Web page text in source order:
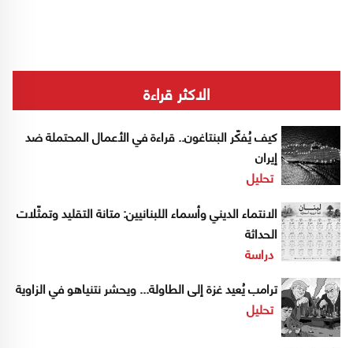
الاكثر قراءة
كيف يُفكّر البنتاغون.. قراءة في الأعمال المحتملة ضد
إيران
تحليل
الانتماء الديني وأسماء اللبنانيين: متانة التقليد وتمثّلات
الحداثة
دراسة
ترامب يُعيد غزة إلى الطاولة... ويحشر نتنياهو في الزاوية
تحليل